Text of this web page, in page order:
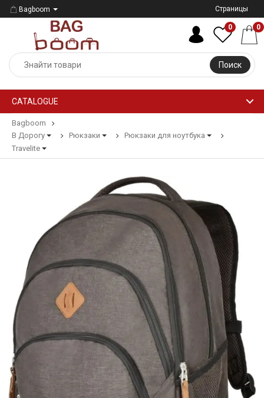
Bagboom Страницы
Поиск
0 0
CATALOGUE
Bagboom
В Дорогу
Рюкзаки
Рюкзаки для ноутбука
Travelite